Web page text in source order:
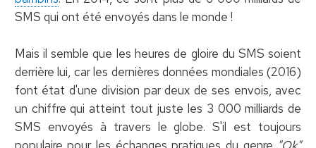
SMS qui ont été envoyés dans le monde !
Mais il semble que les heures de gloire du SMS soient
derrière lui, car les dernières données mondiales (2016)
font état d'une division par deux de ses envois, avec
un chiffre qui atteint tout juste les 3 000 milliards de
SMS envoyés à travers le globe. S'il est toujours